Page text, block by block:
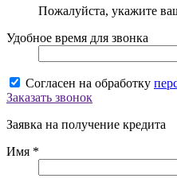
Пожалуйста, укажите
Удобное время для звонка
Согласен на обработку
Заказать звонок
Заявка на получение кредита
Имя *